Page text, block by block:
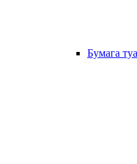
Бумага